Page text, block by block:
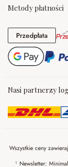
Metody płatności
Przedpłata
Nasi partnerzy
Wszystkie ceny
¹ Newsletter: